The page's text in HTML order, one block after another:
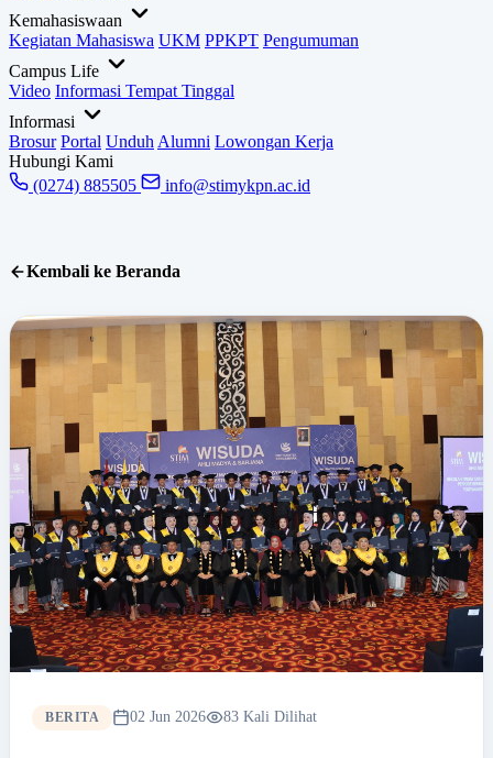
Kemahasiswaan
Kegiatan Mahasiswa UKM PPKPT Pengumuman
Campus Life
Video Informasi Tempat Tinggal
Informasi
Brosur Portal Unduh Alumni Lowongan Kerja
Hubungi Kami
(0274) 885505
info@stimykpn.ac.id
Kembali ke Beranda
BERITA 02 Jun 2026 83 Kali Dilihat